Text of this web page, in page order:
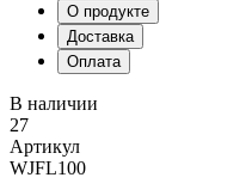
О продукте
Доставка
Оплата
В наличии
27
Артикул
WJFL100